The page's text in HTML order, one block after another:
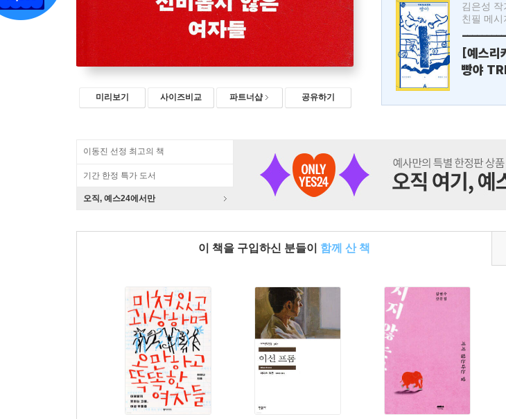
미리보기 사이즈비교 파트너샵 공유하기
김은성 작
친필 메시
[예스리
빵야
이동진 선정 최고의 책
기간 한정 특가 도서
오직, 예스24에서만
이 책을 구입하신 분들이 함께 산 책